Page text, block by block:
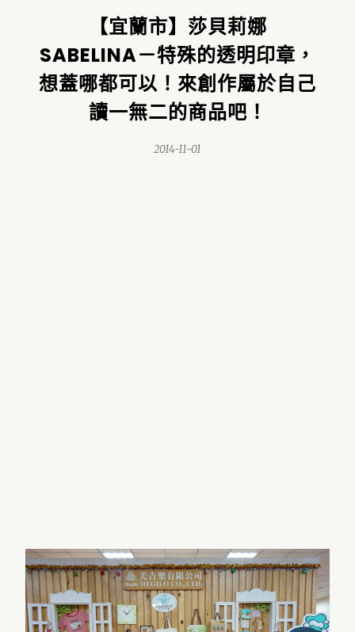
【宜蘭市】莎貝莉娜
SABELINA－特殊的透明印章，
想蓋哪都可以！來創作屬於自己
讀一無二的商品吧！
2014-11-01